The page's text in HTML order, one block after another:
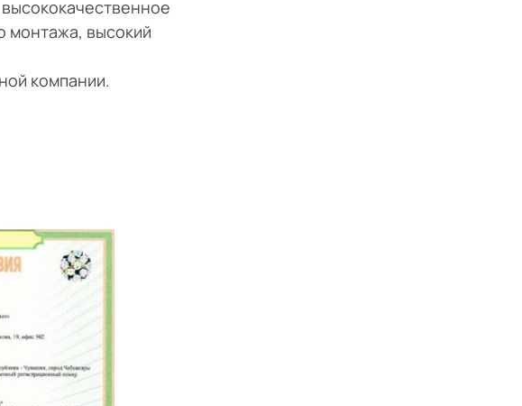
монтажа, высокий
компании.